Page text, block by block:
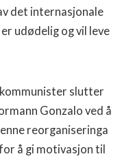
det internasjonale
udødelig og vil leve
slutter
Gonzalo ved å
reorganiseringa
å gi motivasjon til